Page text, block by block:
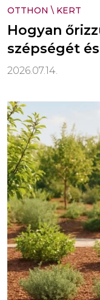
OTTHON \ KERT
Hogyan
szépségét
2026.07.14.